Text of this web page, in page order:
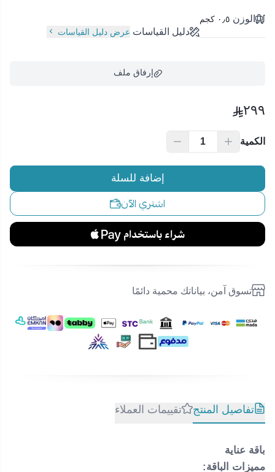
الوزن ٠٫٥ كجم
دليل القياسات عرض دليل القياسات
إرفاق ملف
اسحب و افلت الملف هنا
٢٩٩
الكمية
إضافة للسلة
اشتري الآن
تسوق آمن، بياناتك محمية دائمًا
تفاصيل المنتج تقييمات العملاء
باقة عناية
مميزات الباقة: